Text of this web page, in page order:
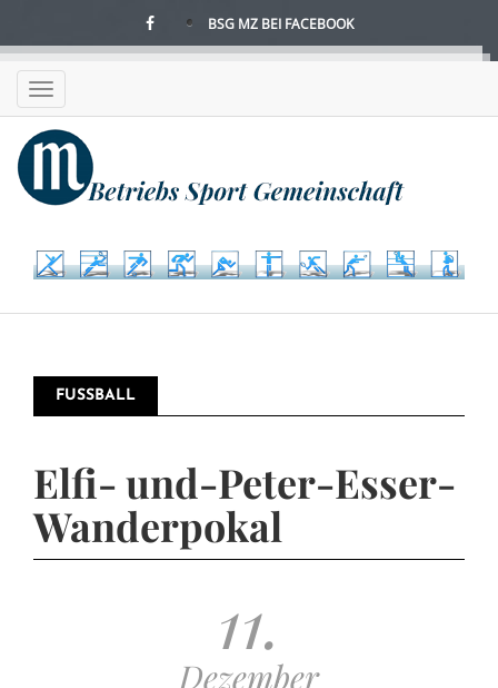
Inhalt
BSG MZ BEI FACEBOOK
Toggle
navigation
FUSSBALL
Elfi- und-Peter-Esser-
Wanderpokal
11.
Dezember